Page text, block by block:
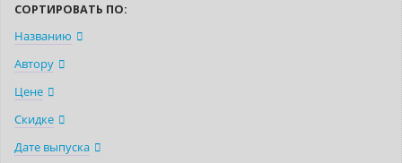
СОРТИРОВАТЬ ПО:
Названию
Автору
Цене
Скидке
Дате выпуска